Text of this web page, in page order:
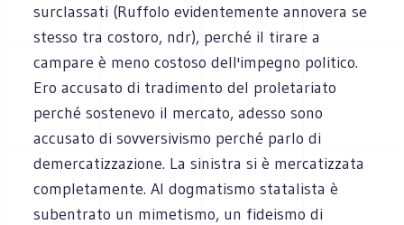
surclassati (Ruffolo evidentemente annovera se
stesso tra costoro, ndr), perché il tirare a
campare è meno costoso dell'impegno politico.
Ero accusato di tradimento del proletariato
perché sostenevo il mercato, adesso sono
accusato di sovversivismo perché parlo di
demercatizzazione. La sinistra si è mercatizzata
completamente. Al dogmatismo statalista è
subentrato un mimetismo, un fideismo di